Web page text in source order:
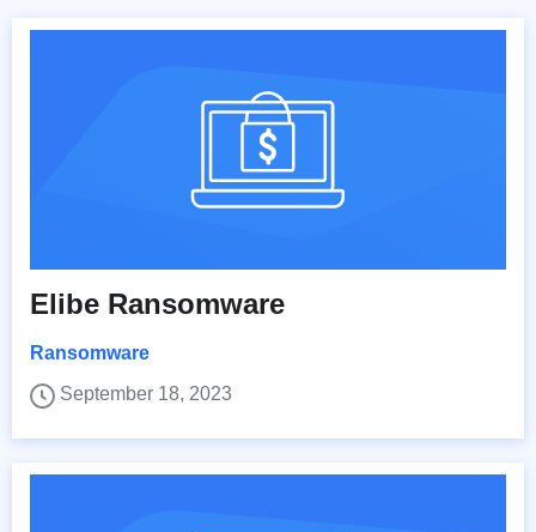
Elibe Ransomware
Ransomware
September 18, 2023